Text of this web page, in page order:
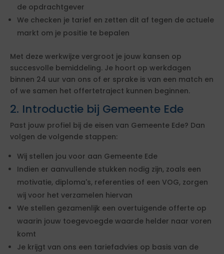
de opdrachtgever
We checken je tarief en zetten dit af tegen de actuele
markt om je positie te bepalen
Met deze werkwijze vergroot je jouw kansen op
succesvolle bemiddeling. Je hoort op werkdagen
binnen 24 uur van ons of er sprake is van een match en
of we samen het offertetraject kunnen beginnen.
2. Introductie bij Gemeente Ede
Past jouw profiel bij de eisen van Gemeente Ede? Dan
volgen de volgende stappen:
Wij stellen jou voor aan Gemeente Ede
Indien er aanvullende stukken nodig zijn, zoals een
motivatie, diploma's, referenties of een VOG, zorgen
wij voor het verzamelen hiervan
We stellen gezamenlijk een overtuigende offerte op
waarin jouw toegevoegde waarde helder naar voren
komt
Je krijgt van ons een tariefadvies op basis van de